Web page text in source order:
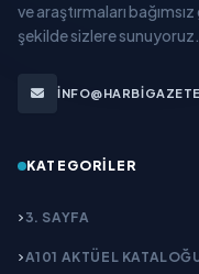
ve araştırmaları
şekilde sizlere sunuyoruz.
KATEGORILER
3. SAYFA
A101 AKTÜEL